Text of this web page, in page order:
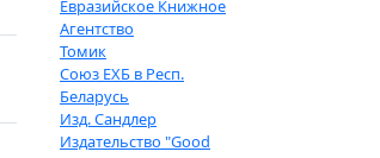
Евразийское Книжное
Агентство
Томик
Союз ЕХБ в Респ.
Беларусь
Изд. Сандлер
Издательство "Good